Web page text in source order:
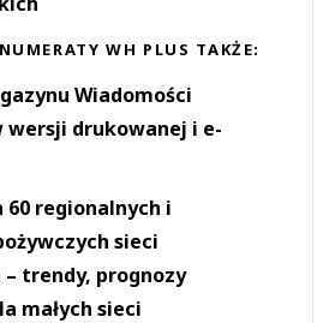
WH PLUS TAKŻE:
Wiadomości
wersji drukowanej i e-
60 regionalnych i
sieci
trendy, prognozy
małych sieci